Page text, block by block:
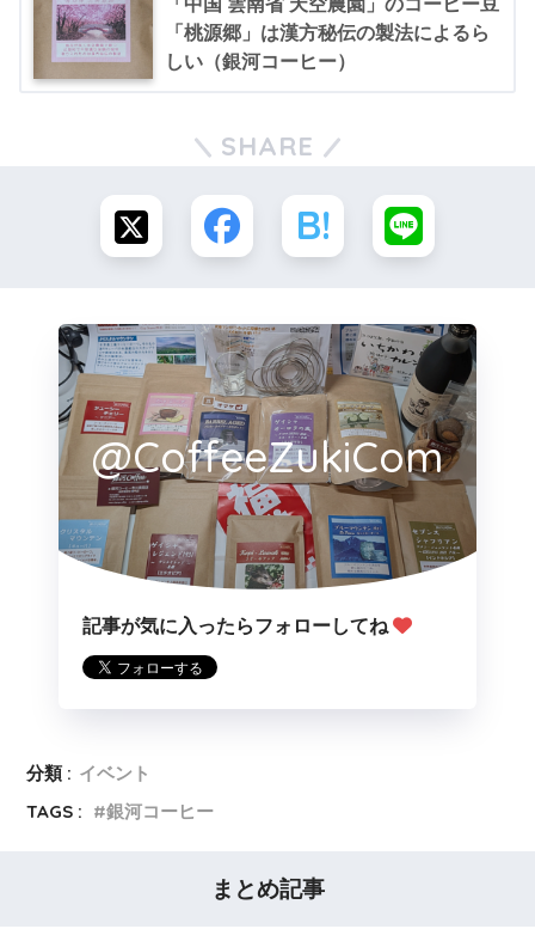
「中国 雲南省 天空農園」のコーヒー豆
「桃源郷」は漢方秘伝の製法によるら
しい（銀河コーヒー）
SHARE
@CoffeeZukiCom
記事が気に入ったらフォローしてね
分類 : イベント
TAGS :
銀河コーヒー
まとめ記事